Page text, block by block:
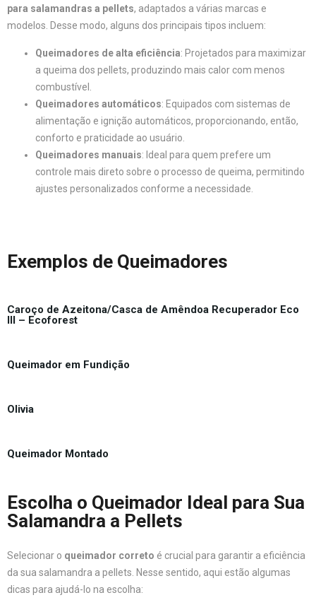
para salamandras a pellets, adaptados a várias marcas e
modelos. Desse modo, alguns dos principais tipos incluem:
Queimadores de alta eficiência: Projetados para maximizar
a queima dos pellets, produzindo mais calor com menos
combustível.
Queimadores automáticos: Equipados com sistemas de
alimentação e ignição automáticos, proporcionando, então,
conforto e praticidade ao usuário.
Queimadores manuais: Ideal para quem prefere um
controle mais direto sobre o processo de queima, permitindo
ajustes personalizados conforme a necessidade.
Exemplos de Queimadores
Caroço de Azeitona/Casca de Amêndoa Recuperador Eco
III – Ecoforest
Queimador em Fundição
Olivia
Queimador Montado
Escolha o Queimador Ideal para Sua
Salamandra a Pellets
Selecionar o queimador correto é crucial para garantir a eficiência
da sua salamandra a pellets. Nesse sentido, aqui estão algumas
dicas para ajudá-lo na escolha: